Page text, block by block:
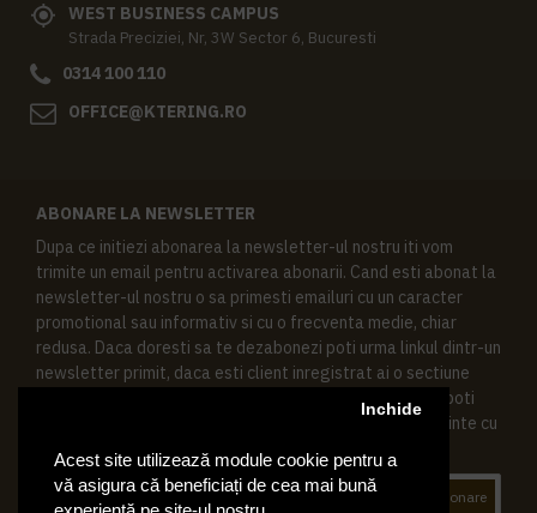
Acest site utilizează module cookie pentru a
vă asigura că beneficiați de cea mai bună
Inchide
WEST BUSINESS CAMPUS
Strada Preciziei, Nr, 3W Sector 6, Bucuresti
0314 100 110
OFFICE@KTERING.RO
ABONARE LA NEWSLETTER
Dupa ce initiezi abonarea la newsletter-ul nostru iti vom
trimite un email pentru activarea abonarii. Cand esti abonat la
newsletter-ul nostru o sa primesti emailuri cu un caracter
promotional sau informativ si cu o frecventa medie, chiar
redusa. Daca doresti sa te dezabonezi poti urma linkul dintr-un
newsletter primit, daca esti client inregistrat ai o sectiune
speciala in contul tau in acest scop, si de asemenea ne poti
contacta oricand pe email pentru orice intrebari sau cerinte cu
Abonare